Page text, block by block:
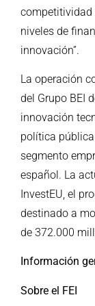
competitividad
niveles de
innovación”.
La operación
del Grupo BEI
innovación
política
segmento
español. La
InvestEU, el
destinado a
de 372.000
Información
Sobre el FEI